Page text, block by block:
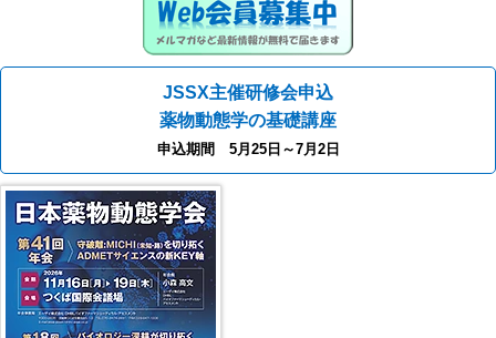
JSSX主催研修会申込
薬物動態学の基礎講座
申込期間 5月25日～7月2日
第41回年会（2026年）